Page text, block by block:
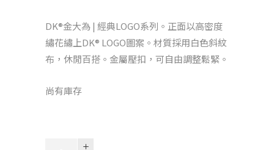
DK®金大為 | 經典LOGO系列。正面以高密度
繡花繡上DK® LOGO圖案。材質採用白色斜紋
布，休閒百搭。金屬壓扣，可自由調整鬆緊。
尚有庫存